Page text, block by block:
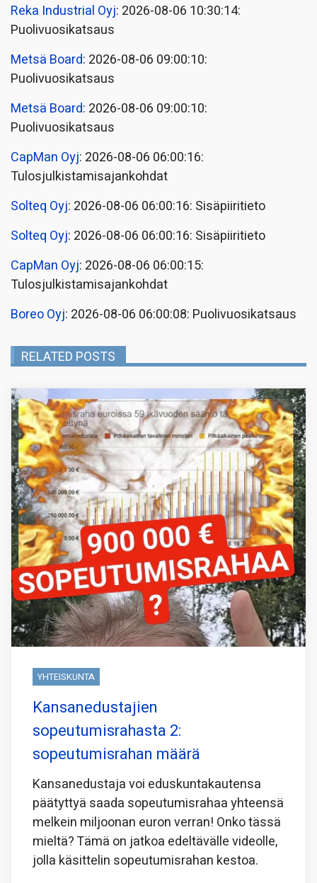
Reka Industrial Oyj: 2026-08-06 10:30:14:
Puolivuosikatsaus
Metsä Board: 2026-08-06 09:00:10:
Puolivuosikatsaus
Metsä Board: 2026-08-06 09:00:10:
Puolivuosikatsaus
CapMan Oyj: 2026-08-06 06:00:16:
Tulosjulkistamisajankohdat
Solteq Oyj: 2026-08-06 06:00:16: Sisäpiiritieto
Solteq Oyj: 2026-08-06 06:00:16: Sisäpiiritieto
CapMan Oyj: 2026-08-06 06:00:15:
Tulosjulkistamisajankohdat
Boreo Oyj: 2026-08-06 06:00:08: Puolivuosikatsaus
RELATED POSTS
YHTEISKUNTA
Kansanedustajien
sopeutumisrahasta 2:
sopeutumisrahan määrä
Kansanedustaja voi eduskuntakautensa
päätyttyä saada sopeutumisrahaa yhteensä
melkein miljoonan euron verran! Onko tässä
mieltä? Tämä on jatkoa edeltävälle videolle,
jolla käsittelin sopeutumisrahan kestoa.